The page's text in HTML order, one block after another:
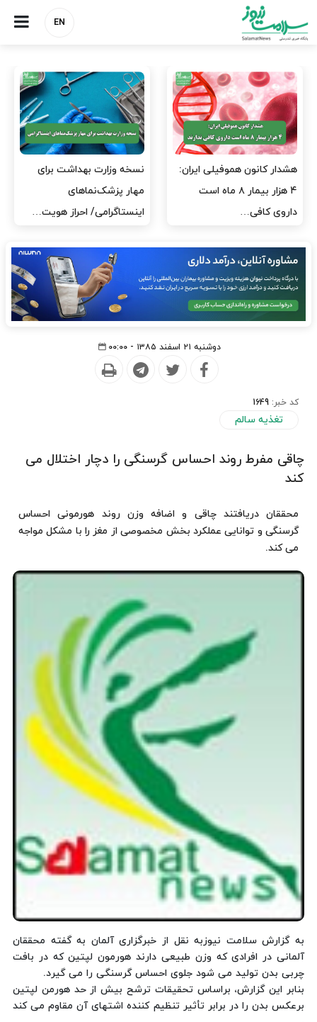
EN
نسخه وزارت بهداشت برای
مهار پزشک‌نماهای
اینستاگرامی/ احراز هویت…
مدیران پرستاری باید حامی
پرستاران باشند، نه عامل فشار
دوشنبه ۲۱ اسفند ۱۳۸۵ - ۰۰:۰۰
کد خبر: 1649
تغذیه سالم
چاقی مفرط روند احساس گرسنگی را دچار اختلال می
کند
محققان دریافتند چاقی و اضافه وزن روند هورمونی احساس
گرسنگی و توانایی عملکرد بخش مخصوصی از مغز را با مشکل مواجه
می کند.
به گزارش سلامت نیوزبه نقل از خبرگزاری آلمان به گفته محققان
آلمانی در افرادی که وزن طبیعی دارند هورمون لپتین که در بافت
چربی بدن تولید می شود جلوی احساس گرسنگی را می گیرد.
بنابر این گزارش، براساس تحقیقات ترشح بیش از حد هورمن لپتین
برعکس بدن را در برابر تأثیر تنظیم کننده اشتهای آن مقاوم می کند